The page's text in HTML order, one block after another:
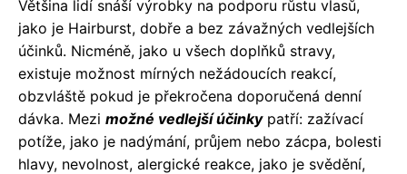
Většina lidí snáší výrobky na podporu růstu vlasů,
jako je Hairburst, dobře a bez závažných vedlejších
účinků. Nicméně, jako u všech doplňků stravy,
existuje možnost mírných nežádoucích reakcí,
obzvláště pokud je překročena doporučená denní
dávka. Mezi možné vedlejší účinkypatří: zažívací
potíže, jako je nadýmání, průjem nebo zácpa, bolesti
hlavy, nevolnost, alergické reakce, jako je svědění,